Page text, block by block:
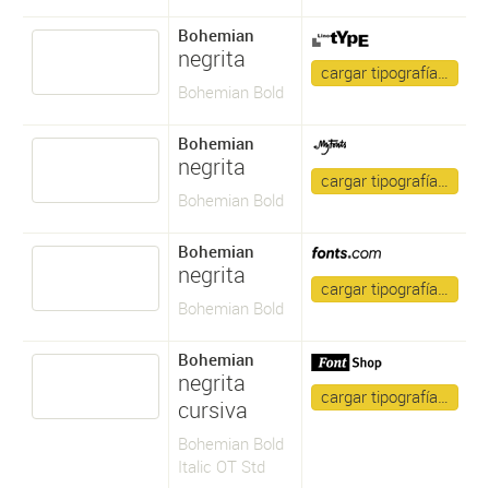
Bohemian
negrita
Bohemian Bold
cargar tipografía…
Bohemian
negrita
Bohemian Bold
cargar tipografía…
Bohemian
negrita
Bohemian Bold
cargar tipografía…
Bohemian
negrita
cursiva
Bohemian Bold
Italic OT Std
cargar tipografía…